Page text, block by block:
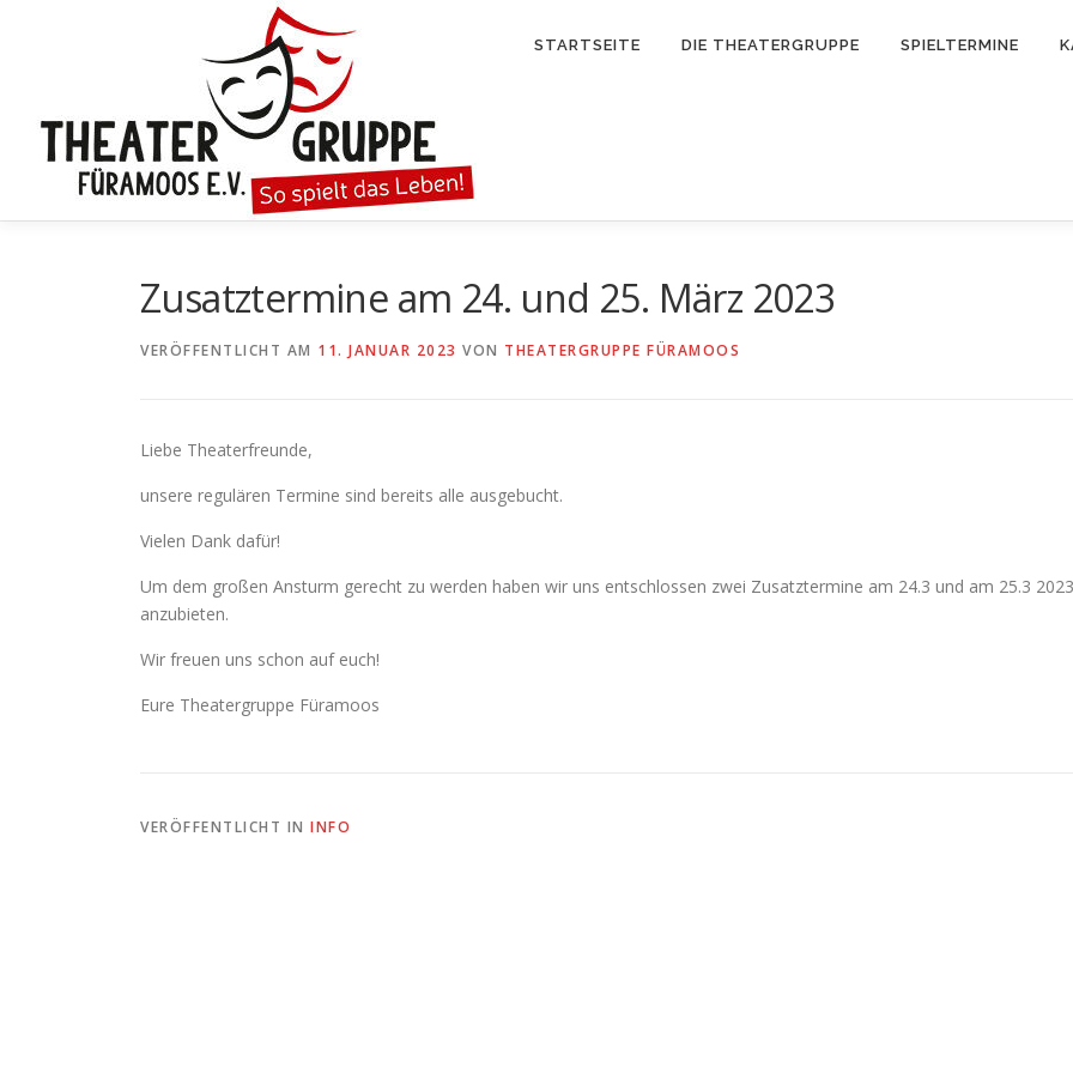
STARTSEITE DIE THEATERGRUPPE SPIELTERMINE
Zusatztermine am 24. und 25. März 2023
VERÖFFENTLICHT AM 11. JANUAR 2023 VON THEATERGRUPPE FÜRAMOOS
Liebe Theaterfreunde,
unsere regulären Termine sind bereits alle ausgebucht.
Vielen Dank dafür!
Um dem großen Ansturm gerecht zu werden haben wir uns entschlossen zwei Zusatztermine am 24.3 und am 25.3 2023
anzubieten.
Wir freuen uns schon auf euch!
Eure Theatergruppe Füramoos
VERÖFFENTLICHT IN INFO